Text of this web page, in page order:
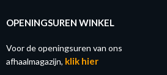
OPENINGSUREN WINKEL
Voor de openingsuren van ons
afhaalmagazijn, klik hier